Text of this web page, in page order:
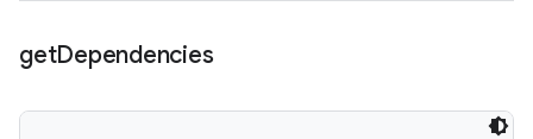
getDependencies